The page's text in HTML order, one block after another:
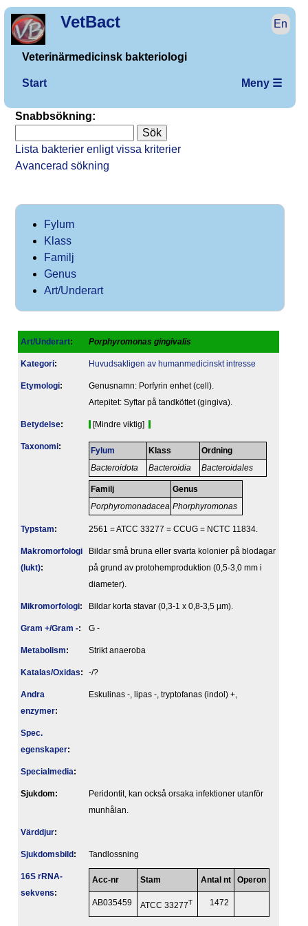
VetBact En
Veterinärmedicinsk bakteriologi
Start Meny ☰
Snabbsökning:
Lista bakterier enligt vissa kriterier
Avancerad sökning
Fylum
Klass
Familj
Genus
Art/Underart
Art/Underart: Porphyromonas gingivalis
Kategori: Huvudsakligen av humanmedicinskt intresse
Etymologi:
Genusnamn: Porfyrin enhet (cell).
Artepitet: Syftar på tandköttet (gingiva).
Betydelse: [Mindre viktig]
Taxonomi: Fylum
Bacteroidota
Klass
Bacteroidia
Ordning
Bacteroidales
Familj
Porphyromonadacea
Genus
Phorphyromonas
Typstam: 2561 = ATCC 33277 = CCUG = NCTC 11834.
Makromorfologi
(lukt):
Bildar små bruna eller svarta kolonier på blodagar
på grund av protohemproduktion (0,5-3,0 mm i
diameter).
Mikromorfologi: Bildar korta stavar (0,3-1 x 0,8-3,5 µm).
Gram +/Gram -: G -
Metabolism: Strikt anaeroba
Katalas/Oxidas: -/?
Andra
enzymer:
Eskulinas -, lipas -, tryptofanas (indol) +,
Spec.
egenskaper:
Specialmedia:
Sjukdom:
Peridontit, kan också orsaka infektioner utanför
munhålan.
Värddjur:
Sjukdomsbild : Tandlossning
16S rRNA-
sekvens:
Acc-nr Stam Antal nt Operon
AB035459 ATCC 33277T 1472